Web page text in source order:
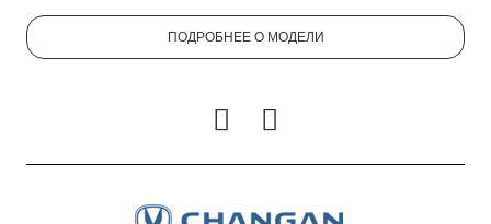
ПОДРОБНЕЕ О МОДЕЛИ